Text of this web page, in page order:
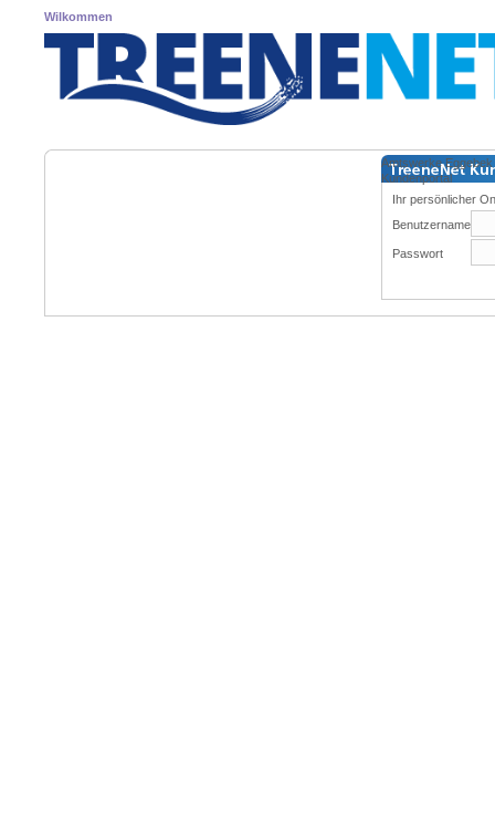
Wilkommen
Amtswerke
Kundenportal
Ihr persönlicher
Benutzername
Passwort